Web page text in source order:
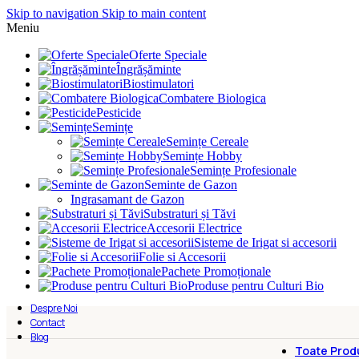
Skip to navigation Skip to main content
Meniu
Oferte Speciale
Îngrășăminte
Biostimulatori
Combatere Biologica
Pesticide
Semințe
Semințe Cereale
Semințe Hobby
Semințe Profesionale
Seminte de Gazon
Ingrasamant de Gazon
Substraturi și Tăvi
Accesorii Electrice
Sisteme de Irigat si accesorii
Folie si Accesorii
Pachete Promoționale
Produse pentru Culturi Bio
Despre Noi
Contact
Blog
Toate